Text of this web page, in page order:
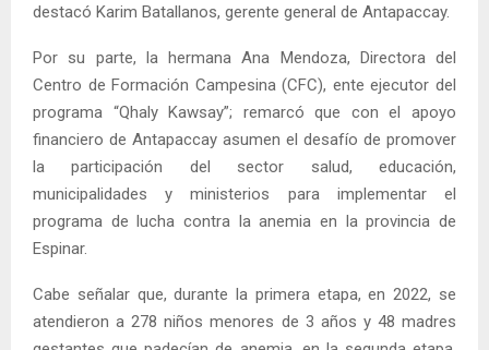
destacó Karim Batallanos, gerente general de Antapaccay.
Por su parte, la hermana Ana Mendoza, Directora del
Centro de Formación Campesina (CFC), ente ejecutor del
programa “Qhaly Kawsay”; remarcó que con el apoyo
financiero de Antapaccay asumen el desafío de promover
la participación del sector salud, educación,
municipalidades y ministerios para implementar el
programa de lucha contra la anemia en la provincia de
Espinar.
Cabe señalar que, durante la primera etapa, en 2022, se
atendieron a 278 niños menores de 3 años y 48 madres